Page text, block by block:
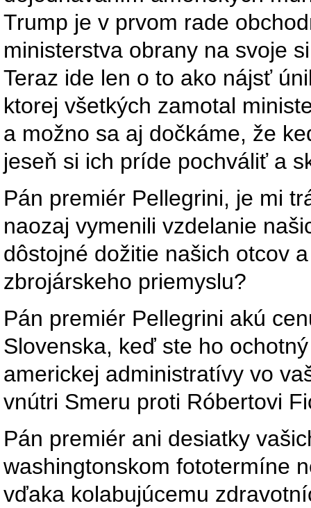
Trump je v prvom rade
ministerstva obrany na svoje
Teraz ide len o to ako nájsť
ktorej všetkých zamotal
a možno sa aj dočkáme, že
jeseň si ich príde pochváliť a
Pán premiér Pellegrini, je mi
naozaj vymenili vzdelanie
dôstojné dožitie našich otcov
zbrojárskeho priemyslu?
Pán premiér Pellegrini akú
Slovenska, keď ste ho
americkej administratívy vo
vnútri Smeru proti Róbertovi
Pán premiér ani desiatky
washingtonskom fototermíne
vďaka kolabujúcemu